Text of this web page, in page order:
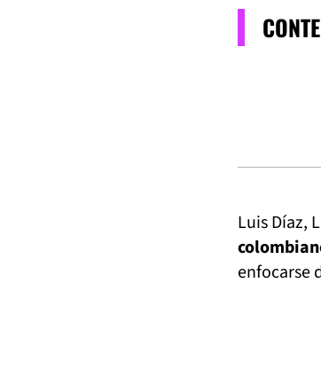
Luis Díaz,
enfocarse